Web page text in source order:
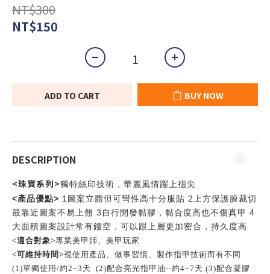
NT$300
NT$150
ADD TO CART BUY NOW
DESCRIPTION
<珠寶系列>獨特絲印技術 ，華麗風情躍上指尖
<產品優點> 1 圖案立體但可彎性高十分服貼 2上方保護膜裁切
最靠近圖案不易上翹 3 自行開發黏膠，黏合度高也不傷真甲 4
大面積圖案設計常有鏤空，可以跟上層更加密合，持久度高
<適合對象>專業美甲師、美甲玩家
<可維持時間>視使用產品、做事習慣、製作指甲技術而有不同
(1)單獨使用/約2~3天 (2)配合亮光指甲油--約4~7天 (3)配合凝膠